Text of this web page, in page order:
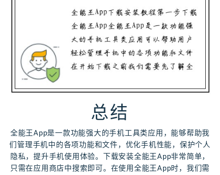
总结
全能王App是一款功能强大的手机工具类应用，能够帮助我
们管理手机中的各项功能和文件，优化手机性能，保护个人
隐私，提升手机使用体验。下载安装全能王App非常简单，
只需在应用商店中搜索即可。在使用全能王App时，我们需